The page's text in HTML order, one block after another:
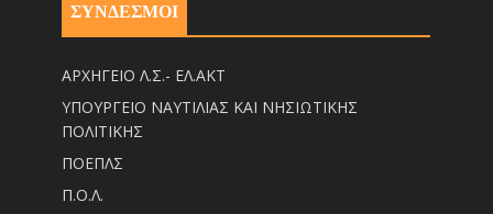
ΣΥΝΔΕΣΜΟΙ
ΑΡΧΗΓΕΙΟ Λ.Σ.- ΕΛ.ΑΚΤ
ΥΠΟΥΡΓΕΙΟ ΝΑΥΤΙΛΙΑΣ ΚΑΙ ΝΗΣΙΩΤΙΚΗΣ
ΠΟΛΙΤΙΚΗΣ
ΠΟΕΠΛΣ
Π.Ο.Λ.